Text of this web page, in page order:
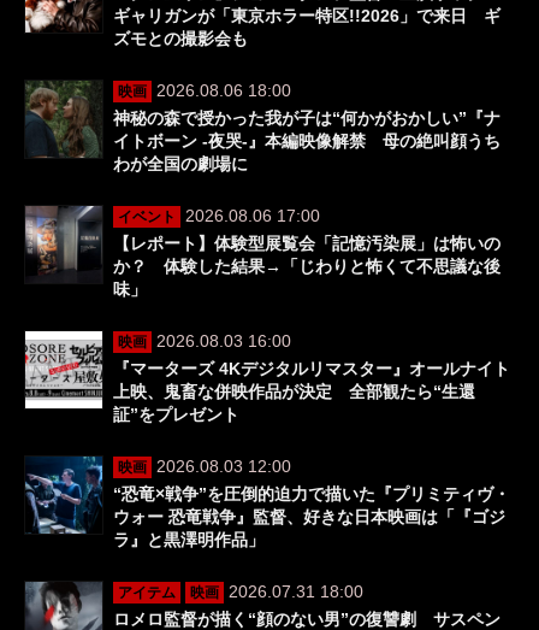
ギャリガンが「東京ホラー特区!!2026」で来日 ギ
ズモとの撮影会も
映画 2026.08.06 18:00
神秘の森で授かった我が子は“何かがおかしい”『ナ
イトボーン -夜哭-』本編映像解禁 母の絶叫顔うち
わが全国の劇場に
イベント
2026.08.06 17:00
【レポート】体験型展覧会「記憶汚染展」は怖いの
か？ 体験した結果→「じわりと怖くて不思議な後
味」
映画 2026.08.03 16:00
『マーターズ 4Kデジタルリマスター』オールナイト
上映、鬼畜な併映作品が決定 全部観たら“生還
証”をプレゼント
映画 2026.08.03 12:00
“恐竜×戦争”を圧倒的迫力で描いた『プリミティヴ・
ウォー 恐竜戦争』監督、好きな日本映画は「『ゴジ
ラ』と黒澤明作品」
アイテム 映画 2026.07.31 18:00
ロメロ監督が描く“顔のない男”の復讐劇 サスペン